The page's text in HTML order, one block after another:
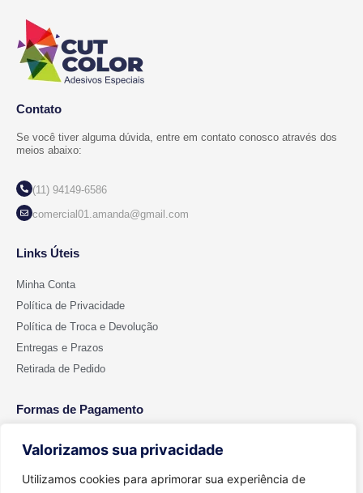
Valorizamos sua privacidade
Utilizamos cookies para aprimorar sua experiência de
Contato
Se você tiver alguma dúvida, entre em contato conosco através dos
meios abaixo:
(11) 94149-6586
comercial01.amanda@gmail.com
Links Úteis
Minha Conta
Política de Privacidade
Política de Troca e Devolução
Entregas e Prazos
Retirada de Pedido
Formas de Pagamento